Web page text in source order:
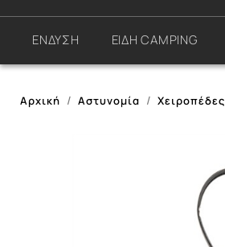
ΕΝΔΥΣΗ ΕΙΔΗ CAMPING
Αρχική Αστυνομία Χειροπέδες